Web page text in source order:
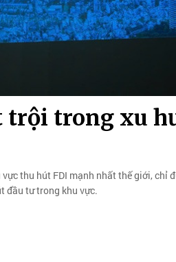
trội trong xu
thu hút FDI mạnh nhất thế giới, chỉ
đầu tư trong khu vực.